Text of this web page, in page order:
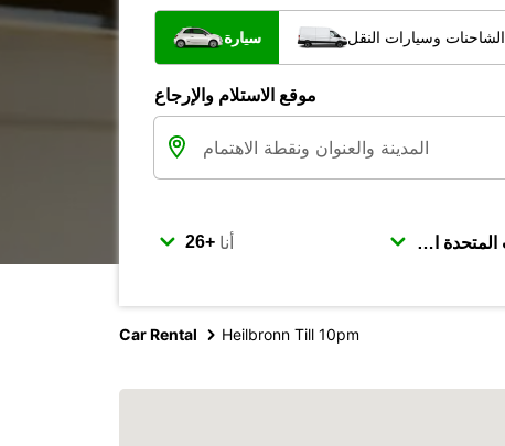
سيارة الشاحنات وسيارات النقل
موقع الاستلام والإرجاع
أنا
Car Rental Heilbronn Till 10pm